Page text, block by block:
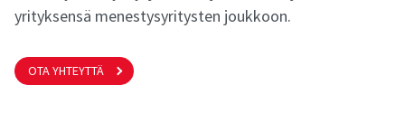
yrityksensä menestysyritysten joukkoon.
OTA YHTEYTTÄ